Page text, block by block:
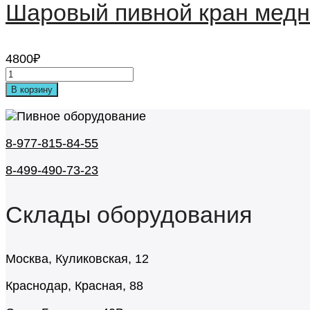
Шаровый пивной кран
4800₽
В корзину
8-977-815-84-55
8-499-490-73-23
Склады оборудования
Москва, Куликовская, 12
Краснодар, Красная, 88